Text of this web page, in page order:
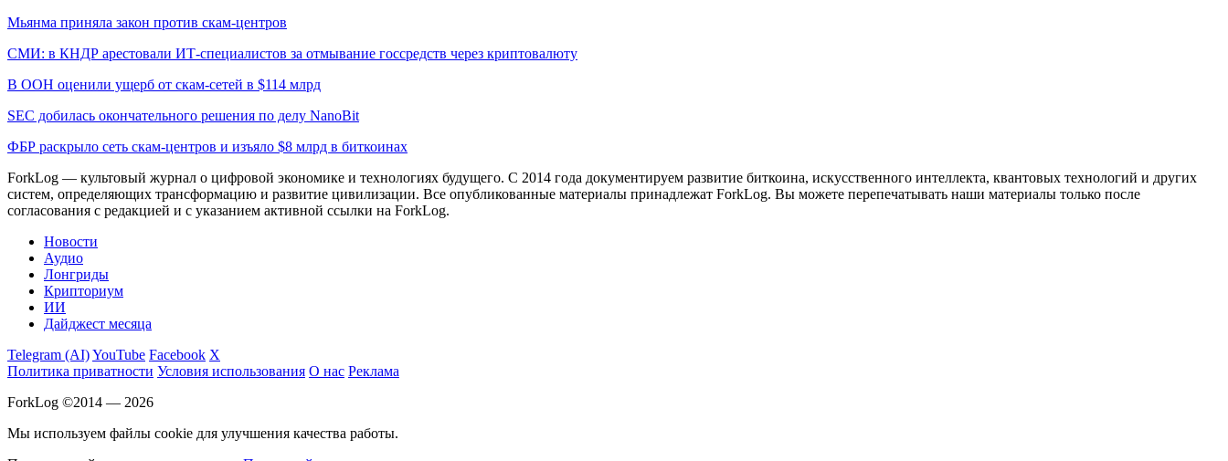
Мьянма приняла закон против скам-центров
СМИ: в КНДР арестовали ИТ-специалистов за отмывание госсредств через криптовалюту
В ООН оценили ущерб от скам-сетей в $114 млрд
SEC добилась окончательного решения по делу NanoBit
ФБР раскрыло сеть скам-центров и изъяло $8 млрд в биткоинах
ForkLog — культовый журнал о цифровой экономике и технологиях будущего. С 2014 года документируем развитие биткоина, искусственного интеллекта, квантовых технологий и других
систем, определяющих трансформацию и развитие цивилизации. Все опубликованные материалы принадлежат ForkLog. Вы можете перепечатывать наши материалы только после
согласования с редакцией и с указанием активной ссылки на ForkLog.
Новости
Аудио
Лонгриды
Крипториум
ИИ
Дайджест месяца
Telegram (AI)YouTube Facebook X
Политика приватности Условия использования О нас Реклама
ForkLog ©2014 — 2026
Мы используем файлы cookie для улучшения качества работы.